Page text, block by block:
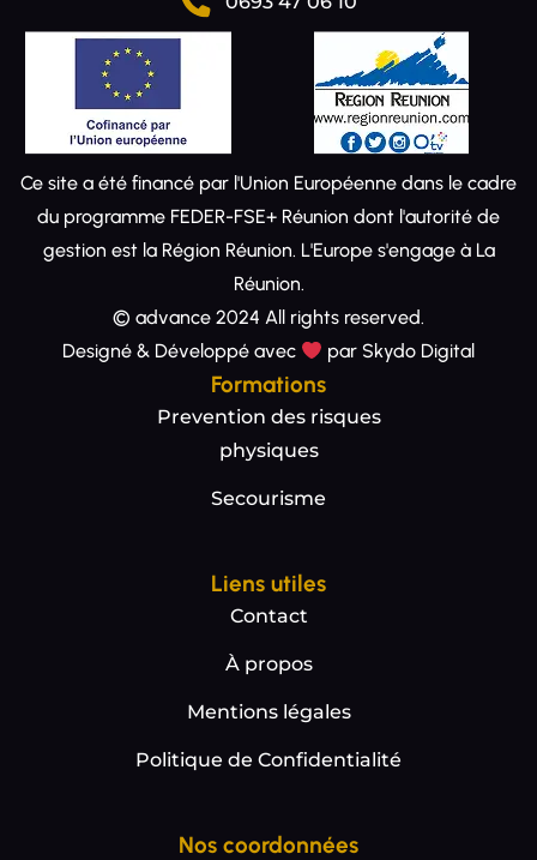
Ce site a été financé par l'Union Européenne dans le cadre
du programme FEDER-FSE+ Réunion dont l'autorité de
gestion est la Région Réunion. L'Europe s'engage à La
Réunion.
© advance 2024 All rights reserved.
Designé & Développé avec
par Skydo Digital
Formations
Prevention des risques
physiques
Secourisme
Liens utiles
Contact
À propos
Mentions légales
Politique de Confidentialité
Nos coordonnées